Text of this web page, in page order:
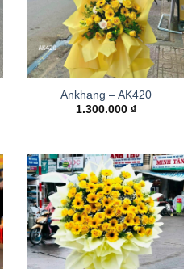
Ankhang – AK420
1.300.000 ₫